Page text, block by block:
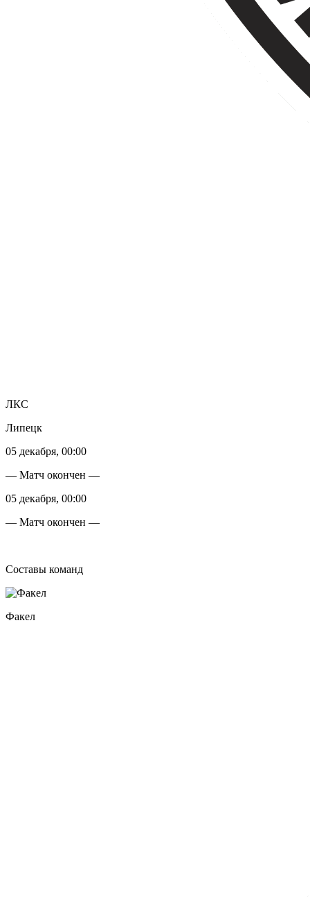
ЛКС
Липецк
05 декабря, 00:00
— Матч окончен —
05 декабря, 00:00
— Матч окончен —
Составы команд
Факел